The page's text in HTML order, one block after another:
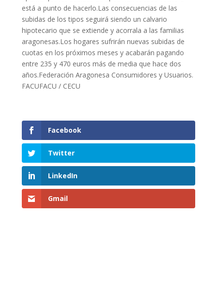
está a punto de hacerlo.Las consecuencias de las
subidas de los tipos seguirá siendo un calvario
hipotecario que se extiende y acorrala a las familias
aragonesas.Los hogares sufrirán nuevas subidas de
cuotas en los próximos meses y acabarán pagando
entre 235 y 470 euros más de media que hace dos
años.Federación Aragonesa Consumidores y Usuarios.
FACUFACU / CECU
Facebook
Twitter
LinkedIn
Gmail